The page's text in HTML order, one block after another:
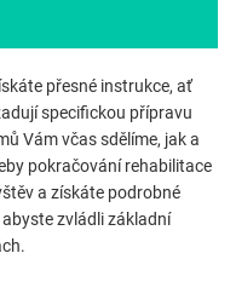
přesné instrukce, ať
specifickou přípravu
Vám včas sdělíme, jak a
pokračování rehabilitace
a získáte podrobné
zvládli základní